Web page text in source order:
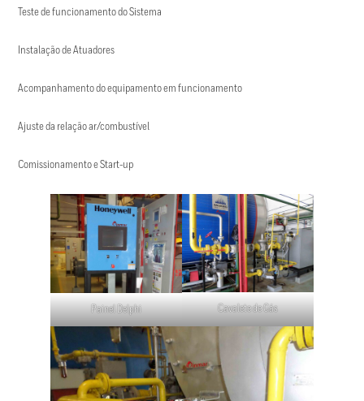
Teste de funcionamento do Sistema
Instalação de Atuadores
Acompanhamento do equipamento em funcionamento
Ajuste da relação ar/combustível
Comissionamento e Start-up
Painel Delphi Cavalete de Gás